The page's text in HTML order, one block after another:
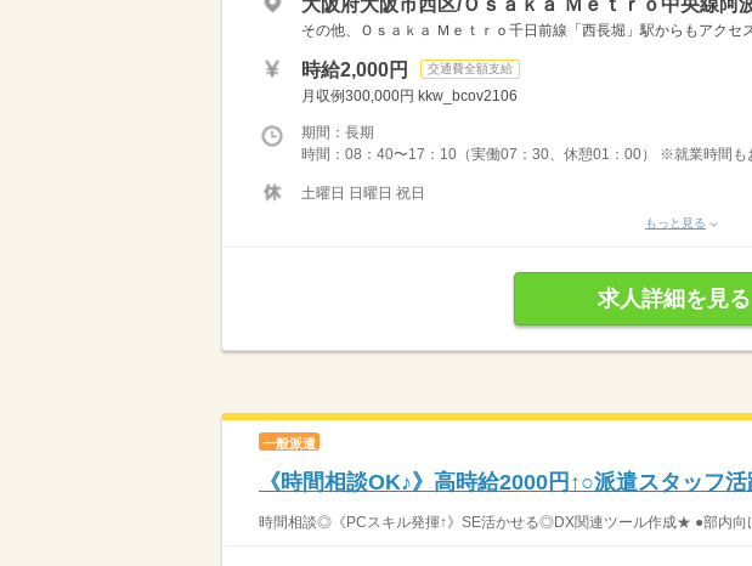
大阪府大阪市西区/Ｏｓａｋａ Ｍｅｔｒｏ中央線阿
その他、Ｏｓａｋａ Ｍｅｔｒｏ千日前線「西長堀」駅からもアクセ
時給2,000円 交通費全額支給
月収例300,000円 kkw_bcov2106
期間：長期
時間：08：40〜17：10（実働07：30、休憩01：00） ※就業時間
土曜日 日曜日 祝日
もっと見る
求人詳細を見る
一般派遣
《時間相談OK♪》高時給2000円↑○派遣スタッフ
時間相談◎《PCスキル発揮↑》SE活かせる◎DX関連ツール作成★ ●部内向